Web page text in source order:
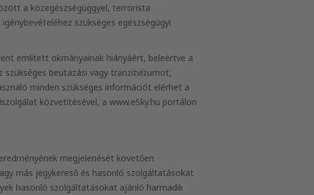
a közegészségüggyel, terrorista
szükséges egészségügyi
említett okmányainak hiányáért, beleértve a
szükséges beutazási vagy tranzitvízumot,
minden szükséges információt elérhet a
közvetítésével, a www.eSky.hu portálon
megjelenését követően
más jegykereső és hasonló szolgáltatásokat
hasonló szolgáltatásokat ajánló harmadik